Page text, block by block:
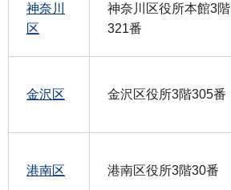
神奈川
区
神奈川区役所本館3階
321番
金沢区 金沢区役所3階305番
港南区 港南区役所3階30番